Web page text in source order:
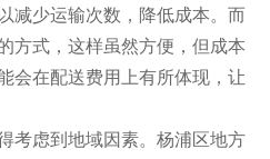
减少运输次数，降低成本。而
方式，这样虽然方便，但成本
会在配送费用上有所体现，让
考虑到地域因素。杨浦区地方